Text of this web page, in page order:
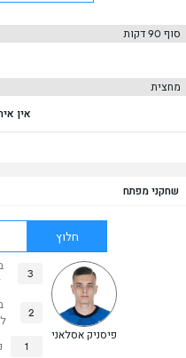
סוף 90 דקות
מחצית
אין
שחקני מפתח
חלוץ
פיסניק אסלאני
3
2
1